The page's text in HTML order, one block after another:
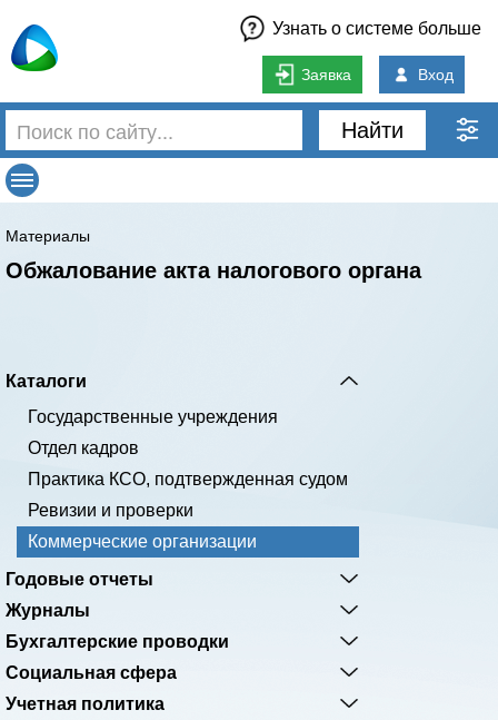
Узнать о системе больше
Заявка Вход
Найти
Материалы
Обжалование акта налогового органа
Каталоги
Государственные учреждения
Отдел кадров
Практика КСО, подтвержденная судом
Ревизии и проверки
Коммерческие организации
Годовые отчеты
Журналы
Бухгалтерские проводки
Социальная сфера
Учетная политика